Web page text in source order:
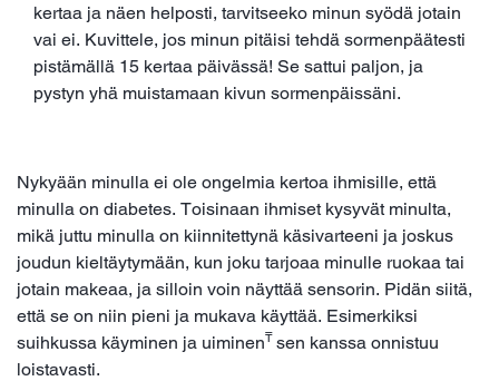
kertaa ja näen helposti, tarvitseeko minun syödä jotain
vai ei. Kuvittele, jos minun pitäisi tehdä sormenpäätesti
pistämällä 15 kertaa päivässä! Se sattui paljon, ja
pystyn yhä muistamaan kivun sormenpäissäni.
Nykyään minulla ei ole ongelmia kertoa ihmisille, että
minulla on diabetes. Toisinaan ihmiset kysyvät minulta,
mikä juttu minulla on kiinnitettynä käsivarteeni ja joskus
joudun kieltäytymään, kun joku tarjoaa minulle ruokaa tai
jotain makeaa, ja silloin voin näyttää sensorin. Pidän siitä,
että se on niin pieni ja mukava käyttää. Esimerkiksi
suihkussa käyminen ja uiminen₸ sen kanssa onnistuu
loistavasti.